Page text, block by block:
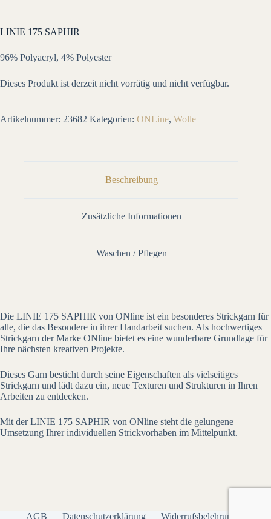
LINIE 175 SAPHIR
96% Polyacryl, 4% Polyester
Dieses Produkt ist derzeit nicht vorrätig und nicht verfügbar.
Artikelnummer: 23682 Kategorien: ONLine, Wolle
Beschreibung
Zusätzliche Informationen
Waschen / Pflegen
Die LINIE 175 SAPHIR von ONline ist ein besonderes Strickgarn für
alle, die das Besondere in ihrer Handarbeit suchen. Als hochwertiges
Strickgarn der Marke ONline bietet es eine wunderbare Grundlage für
Ihre nächsten kreativen Projekte.
Dieses Garn besticht durch seine Eigenschaften als vielseitiges
Strickgarn und lädt dazu ein, neue Texturen und Strukturen in Ihren
Arbeiten zu entdecken.
Mit der LINIE 175 SAPHIR von ONline steht die gelungene
Umsetzung Ihrer individuellen Strickvorhaben im Mittelpunkt.
AGB Datenschutzerklärung Widerrufsbelehrung